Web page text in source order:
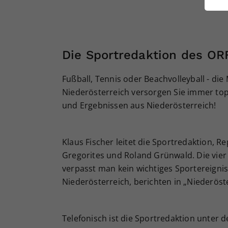
Die Sportredaktion des
Fußball, Tennis oder Beachvolleyball -
Niederösterreich versorgen Sie immer
und Ergebnissen aus Niederösterreich!
Klaus Fischer leitet die Sportredaktion,
Gregorites und Roland Grünwald. Die
verpasst man kein wichtiges
Niederösterreich, berichten in
Telefonisch ist die Sportredaktion unter